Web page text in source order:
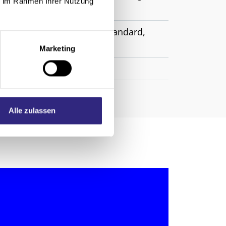
Marketing
Alle zulassen
Gewebe A2, Acryl Standard,